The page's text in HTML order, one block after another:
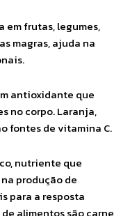
em frutas, legumes,
magras, ajuda na
antioxidante que
no corpo. Laranja,
fontes de vitamina C.
nutriente que
produção de
para a resposta
alimentos são carne,